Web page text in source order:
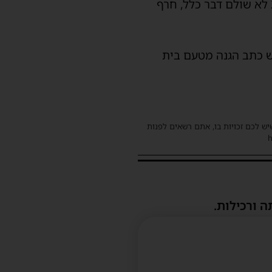
מוחלט להסכם. לטענת החברה, בשנת 2023 שולם סכום חלקי בלבד, ואילו בשנת 2024 לא שולם דבר כלל, חרף
כתב הגנה מטעם בית
לכם זכויות בו, אתם רשאים לפנות
ורכילות.